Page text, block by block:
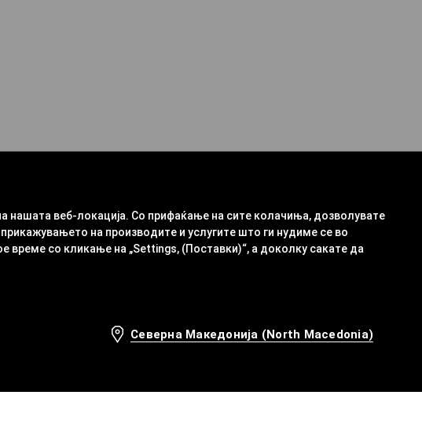
нашата веб-локација. Со прифаќање на сите колачиња, дозволувате
на производите и услугите што ги нудиме се во
со кликање на „Settings, (Поставки)“, а доколку сакате да
Северна Македонија (North Macedonia)